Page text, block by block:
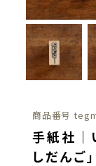
商品番号
手紙社｜
しだんご」